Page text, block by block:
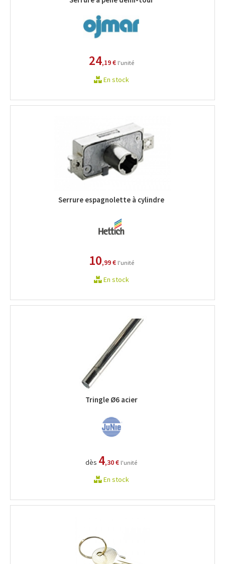
24,19 € l'unité
En stock
Serrure espagnolette à cylindre
10,99 € l'unité
En stock
Tringle Ø6 acier
dès 4,30 € l'unité
En stock